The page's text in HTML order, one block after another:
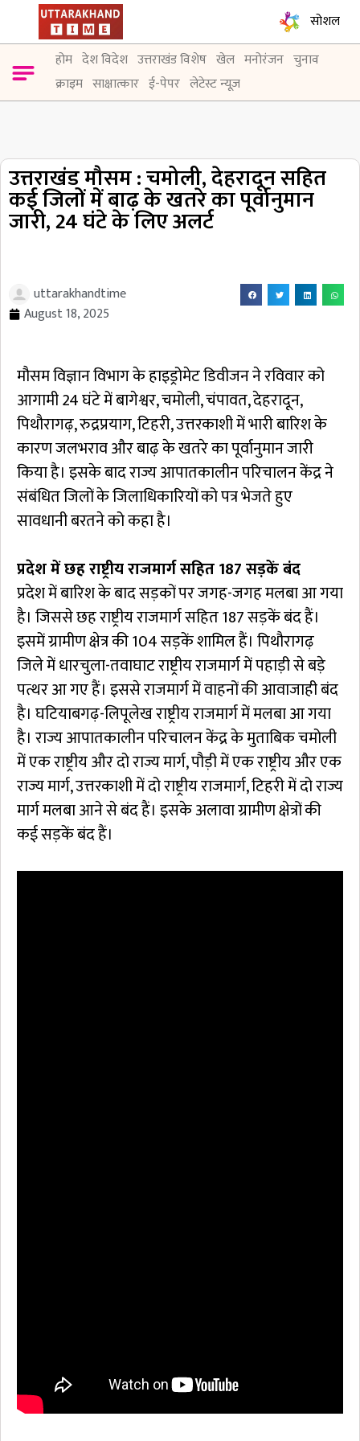
सोशल
होम देश विदेश उत्तराखंड विशेष खेल मनोरंजन चुनाव
क्राइम साक्षात्कार ई-पेपर लेटेस्ट न्यूज़
उत्तराखंड मौसम : चमोली, देहरादून सहित
कई जिलों में बाढ़ के खतरे का पूर्वानुमान
जारी, 24 घंटे के लिए अलर्ट
uttarakhandtime
August 18, 2025
मौसम विज्ञान विभाग के हाइड्रोमेट डिवीजन ने रविवार को
आगामी 24 घंटे में बागेश्वर, चमोली, चंपावत, देहरादून,
पिथौरागढ़, रुद्रप्रयाग, टिहरी, उत्तरकाशी में भारी बारिश के
कारण जलभराव और बाढ़ के खतरे का पूर्वानुमान जारी
किया है। इसके बाद राज्य आपातकालीन परिचालन केंद्र ने
संबंधित जिलों के जिलाधिकारियों को पत्र भेजते हुए
सावधानी बरतने को कहा है।
प्रदेश में छह राष्ट्रीय राजमार्ग सहित 187 सड़कें बंद
प्रदेश में बारिश के बाद सड़कों पर जगह-जगह मलबा आ गया
है। जिससे छह राष्ट्रीय राजमार्ग सहित 187 सड़कें बंद हैं।
इसमें ग्रामीण क्षेत्र की 104 सड़कें शामिल हैं। पिथौरागढ़
जिले में धारचुला-तवाघाट राष्ट्रीय राजमार्ग में पहाड़ी से बड़े
पत्थर आ गए हैं। इससे राजमार्ग में वाहनों की आवाजाही बंद
है। घटियाबगढ़-लिपूलेख राष्ट्रीय राजमार्ग में मलबा आ गया
है। राज्य आपातकालीन परिचालन केंद्र के मुताबिक चमोली
में एक राष्ट्रीय और दो राज्य मार्ग, पौड़ी में एक राष्ट्रीय और एक
राज्य मार्ग, उत्तरकाशी में दो राष्ट्रीय राजमार्ग, टिहरी में दो राज्य
मार्ग मलबा आने से बंद हैं। इसके अलावा ग्रामीण क्षेत्रों की
कई सड़कें बंद हैं।